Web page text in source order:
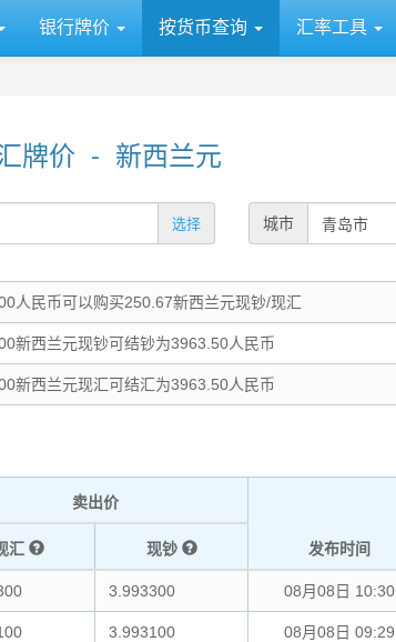
银行牌价 按货币查询 汇率工具
牌价 - 新西兰元
选择 城市
人民币可以购买250.67新西兰元现钞/现汇
新西兰元现钞可结钞为3963.50人民币
新西兰元现汇可结汇为3963.50人民币
卖出价
发布时间
汇 现钞
3.993300 08月08日 10:30
3.993100 08月08日 09:29